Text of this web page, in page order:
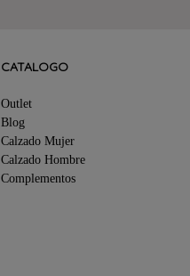
CATALOGO
Outlet
Blog
Calzado Mujer
Calzado Hombre
Complementos